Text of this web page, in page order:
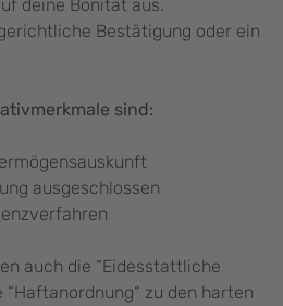
deine Bonität aus.
Bestätigung oder ein
sind:
ausgeschlossen
auch die “Eidesstattliche
zu den harten